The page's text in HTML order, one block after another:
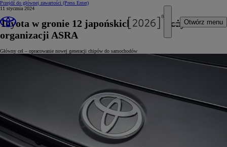
Przejdź do głównej zawartości (Press Enter)
Otwórz menu
11 stycznia 2024
Toyota w gronie 12 japońskich firm-założycieli
organizacji ASRA
Główny cel – opracowanie nowej generacji chipów do samochodów